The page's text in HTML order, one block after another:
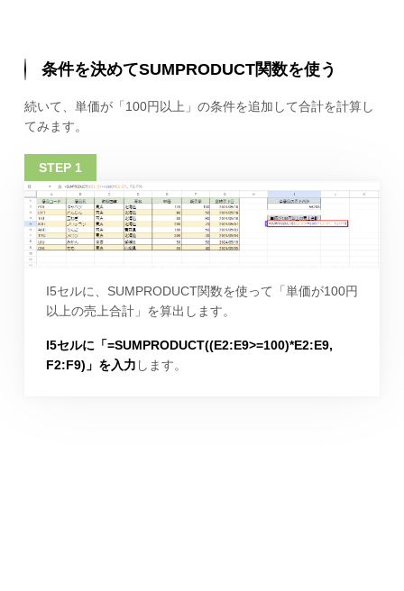
条件を決めてSUMPRODUCT関数を使う
続いて、単価が「100円以上」の条件を追加して合計を計算し
てみます。
I5セルに、SUMPRODUCT関数を使って「単価が100円
以上の売上合計」を算出します。
I5セルに「=SUMPRODUCT((E2:E9>=100)*E2:E9,
F2:F9)」を入力 します。